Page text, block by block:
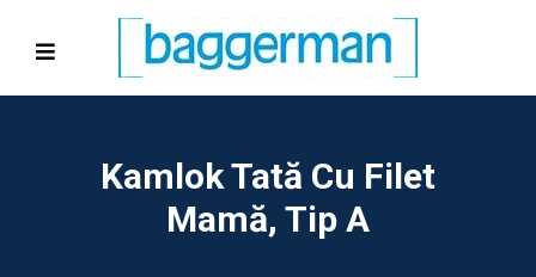
Kamlok Tată Cu Filet
Mamă, Tip A